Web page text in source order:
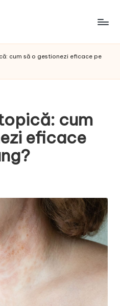
cum să o gestionezi eficace pe
cum
eficace